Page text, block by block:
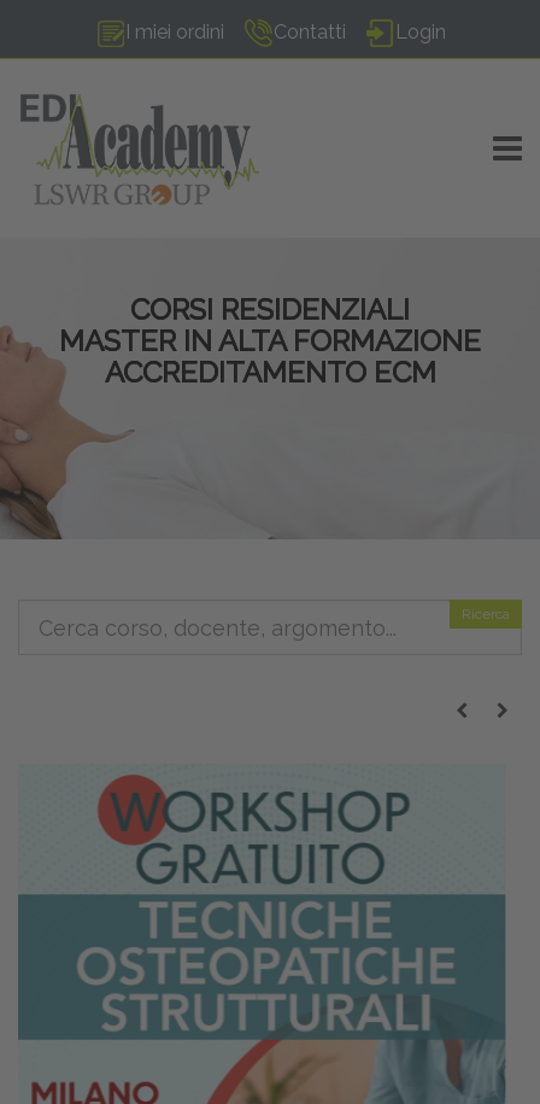
I miei ordini Contatti Login
CORSI RESIDENZIALI
MASTER IN ALTA FORMAZIONE
ACCREDITAMENTO ECM
Ricerca